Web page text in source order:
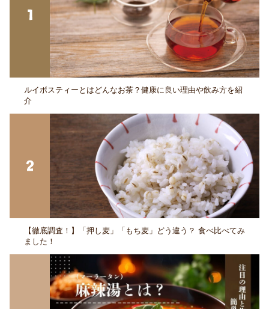
ルイボスティーとはどんなお茶？健康に良い理由や飲み方を紹
介
【徹底調査！】「押し麦」「もち麦」どう違う？ 食べ比べてみ
ました！